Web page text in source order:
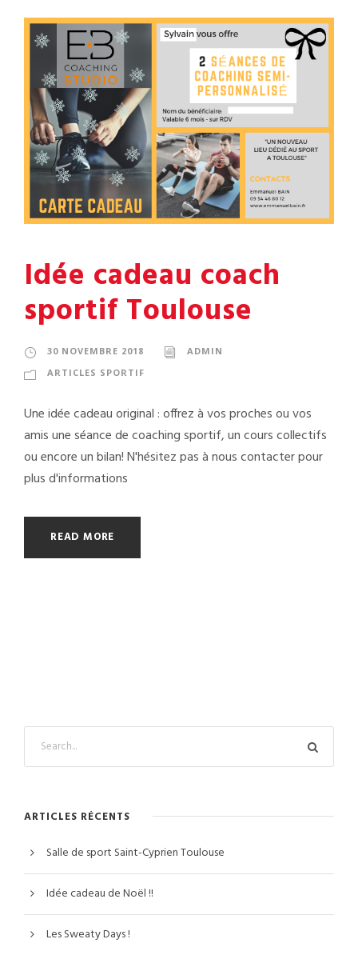
Idée cadeau coach
sportif Toulouse
30 NOVEMBRE 2018
ADMIN
ARTICLES SPORTIF
Une idée cadeau original : offrez à vos proches ou vos
amis une séance de coaching sportif, un cours collectifs
ou encore un bilan! N'hésitez pas à nous contacter pour
plus d'informations
READ MORE
ARTICLES RÉCENTS
Salle de sport Saint-Cyprien Toulouse
Idée cadeau de Noël !!
Les Sweaty Days !